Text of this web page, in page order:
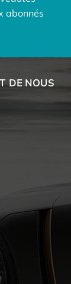
abonnés
DE NOUS